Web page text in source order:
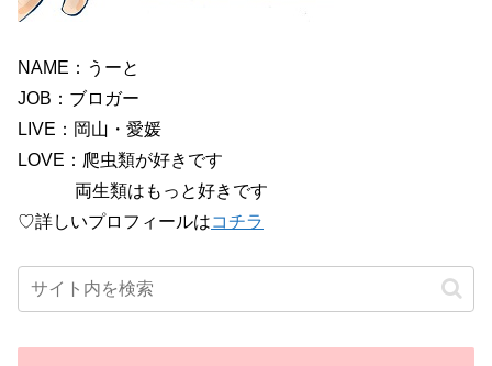
NAME：うーと
JOB：ブロガー
LIVE：岡山・愛媛
LOVE：爬虫類が好きです
両生類はもっと好きです
♡詳しいプロフィールはコチラ